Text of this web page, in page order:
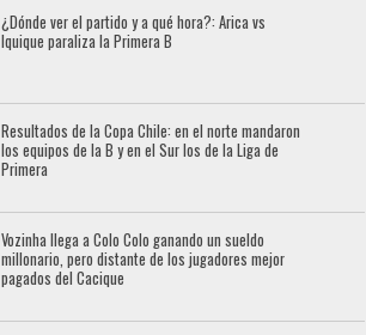
¿Dónde ver el partido y a qué hora?: Arica vs
Iquique paraliza la Primera B
Resultados de la Copa Chile: en el norte mandaron
los equipos de la B y en el Sur los de la Liga de
Primera
Vozinha llega a Colo Colo ganando un sueldo
millonario, pero distante de los jugadores mejor
pagados del Cacique